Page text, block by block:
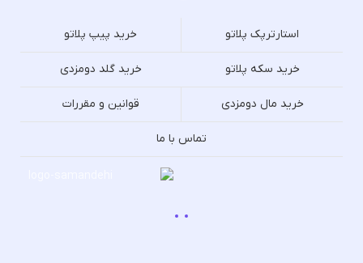
استارترپک پلاتو خرید پیپ پلاتو
خرید سکه پلاتو خرید گلد دومزدی
خرید مال دومزدی قوانین و مقررات
تماس با ما